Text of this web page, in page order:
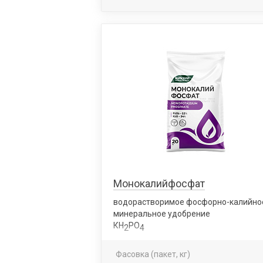
Монокалийфосфат
водорастворимое фосфорно-
минеральное удобрение
КН2РO4
Фасовка (пакет, кг)